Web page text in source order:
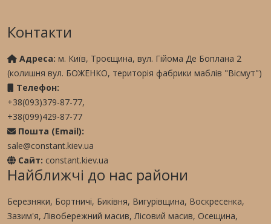
Контакти
Адреса: м. Київ, Троєщина, вул. Гійома Де Боплана 2
(колишня вул. БОЖЕНКО, територія фабрики маблів "Вісмут")
Телефон:
+38(093)379-87-77,
+38(099)429-87-77
Пошта (Email):
sale@constant.kiev.ua
Сайт: constant.kiev.ua
Найближчі до нас райони
Березняки, Бортничі, Биківня, Вигурівщина, Воскресенка,
Зазим'я, Лівобережний масив, Лісовий масив, Осещина,